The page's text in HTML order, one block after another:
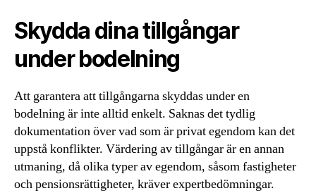
Skydda dina tillgångar
under bodelning
Att garantera att tillgångarna skyddas under en
bodelning är inte alltid enkelt. Saknas det tydlig
dokumentation över vad som är privat egendom kan det
uppstå konflikter. Värdering av tillgångar är en annan
utmaning, då olika typer av egendom, såsom fastigheter
och pensionsrättigheter, kräver expertbedömningar.